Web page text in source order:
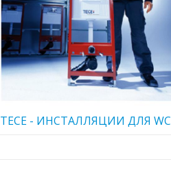
TECE - ИНСТАЛЛЯЦИИ ДЛЯ WC